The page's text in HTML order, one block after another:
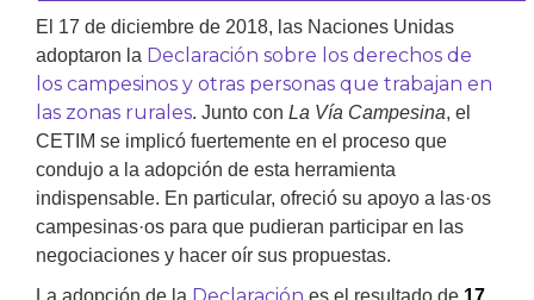
El 17 de diciembre de 2018, las Naciones Unidas
adoptaron la Declaración sobre los derechos de
los campesinos y otras personas que trabajan en
las zonas rurales. Junto con La Vía Campesina, el
CETIM se implicó fuertemente en el proceso que
condujo a la adopción de esta herramienta
indispensable. En particular, ofreció su apoyo a las·os
campesinas·os para que pudieran participar en las
negociaciones y hacer oír sus propuestas.
La adopción de la
es el resultado de 17